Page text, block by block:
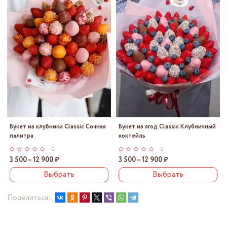
Букет из клубники Classic Сочная
палитра
0
3 500 – 12 900 ₽
Выбрать
Букет из ягод Classic Клубничный
коктейль
0
3 500 – 12 900 ₽
Выбрать
Поделиться: